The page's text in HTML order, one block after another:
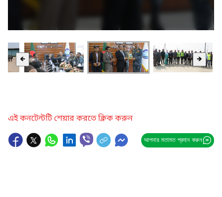
🡸 🡺
এই কনটেন্টটি শেয়ার করতে ক্লিক করুন
আপনার মতামত প্রদান করুন